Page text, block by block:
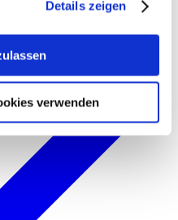
Impressum.
Details zeigen
verwenden